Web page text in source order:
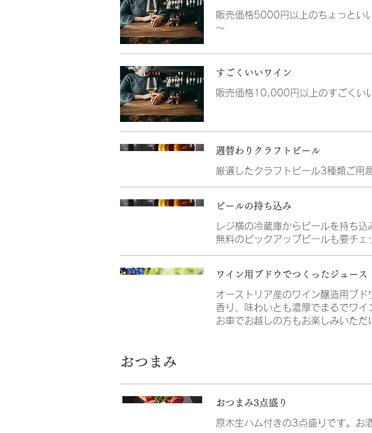
販売価格5000円以上のちょっとい
～
すごくいいワイン
販売価格10,000円以上のすごくい
週替わりクラフトビール
厳選したクラフトビール3種類ご用
ビールの持ち込み
レジ横の冷蔵庫からビールを持ち
無料のピックアップビールも要チェ
ワイン用ブドウでつくったジュース
オーストリア産のワイン醸造用ブド
香り、味わいとも濃厚でまるでワイ
お車でお越しの方もお楽しみいただ
おつまみ
おつまみ3点盛り
原木生ハム付きの3点盛りです。お